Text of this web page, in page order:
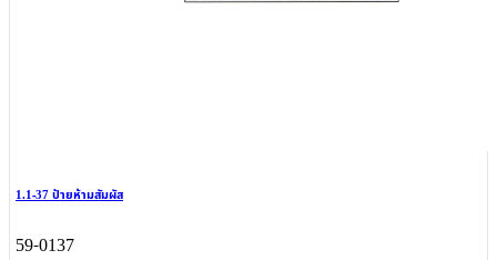
1.1-37 ป้ายห้ามสัมผัส
59-0137